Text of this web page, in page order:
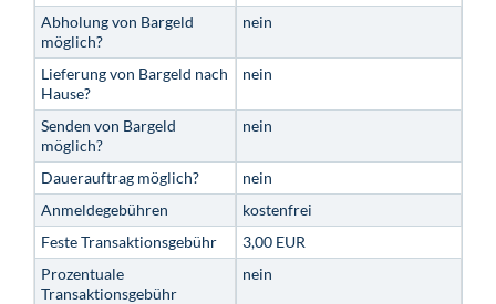
Abholung von Bargeld
möglich?
nein
Lieferung von Bargeld nach
Hause?
nein
Senden von Bargeld
möglich?
nein
Dauerauftrag möglich?
nein
Anmeldegebühren
kostenfrei
Feste Transaktionsgebühr
3,00 EUR
Prozentuale
Transaktionsgebühr
nein